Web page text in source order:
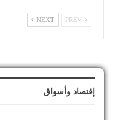
NEXT
إقتصاد وأسواق